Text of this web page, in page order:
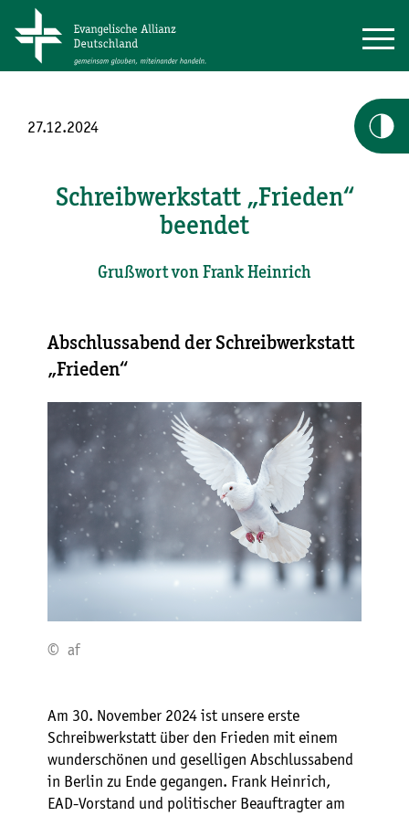
27.12.2024
Schreibwerkstatt „Frieden“
beendet
Grußwort von Frank Heinrich
Abschlussabend der Schreibwerkstatt
„Frieden“
© af
Am 30. November 2024 ist unsere erste
Schreibwerkstatt über den Frieden mit einem
wunderschönen und geselligen Abschlussabend
in Berlin zu Ende gegangen. Frank Heinrich,
EAD-Vorstand und politischer Beauftragter am